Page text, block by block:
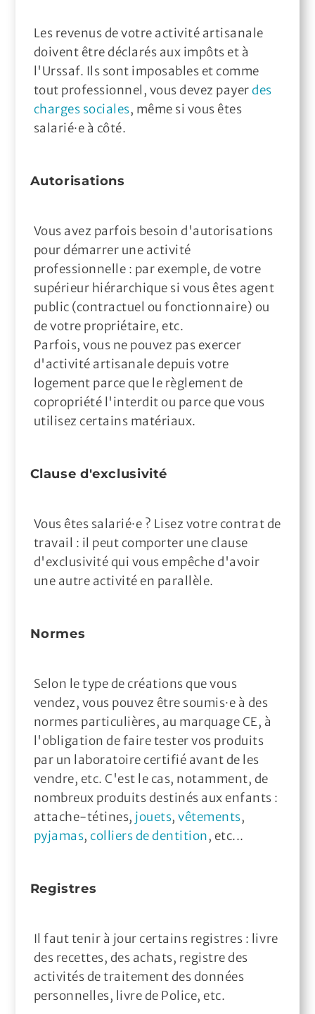
Les revenus de votre activité artisanale
doivent être déclarés aux impôts et à
l'Urssaf. Ils sont imposables et comme
tout professionnel, vous devez payerdes
charges sociales, même si vous êtes
salarié·e à côté.
Autorisations
Vous avez parfois besoin d'autorisations
pour démarrer une activité
professionnelle : par exemple, de votre
supérieur hiérarchique si vous êtes agent
public (contractuel ou fonctionnaire) ou
de votre propriétaire, etc.
Parfois, vous ne pouvez pas exercer
d'activité artisanale depuis votre
logement parce que le règlement de
copropriété l'interdit ou parce que vous
utilisez certains matériaux.
Clause d'exclusivité
Vous êtes salarié·e ? Lisez votre contrat de
travail : il peut comporter une clause
d'exclusivité qui vous empêche d'avoir
une autre activité en parallèle.
Normes
Selon le type de créations que vous
vendez, vous pouvez être soumis·e à des
normes particulières, au marquage CE, à
l'obligation de faire tester vos produits
par un laboratoire certifié avant de les
vendre, etc. C'est le cas, notamment, de
nombreux produits destinés aux enfants :
attache-tétines, jouets,vêtements,
pyjamas, colliers de dentition, etc...
Registres
Il faut tenir à jour certains registres : livre
des recettes, des achats, registre des
activités de traitement des données
personnelles, livre de Police, etc.